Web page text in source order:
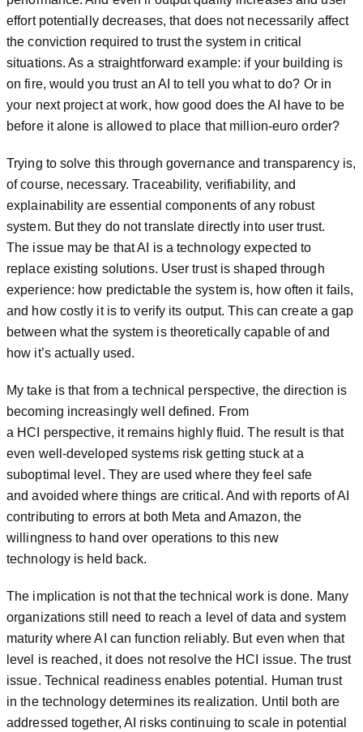
effort potentially decreases, that does not necessarily affect
the conviction required to trust the system in critical
situations. As a straightforward example: if your building is
on fire, would you trust an AI to tell you what to do? Or in
your next project at work, how good does the AI have to be
before it alone is allowed to place that million-euro order?
Trying to solve this through governance and transparency is,
of course, necessary. Traceability, verifiability, and
explainability are essential components of any robust
system. But they do not translate directly into user trust.
The issue may be that AI is a technology expected to
replace existing solutions. User trust is shaped through
experience: how predictable the system is, how often it fails,
and how costly it is to verify its output. This can create a gap
between what the system is theoretically capable of and
how it’s actually used.
My take is that from a technical perspective, the direction is
becoming increasingly well defined. From
a HCI perspective, it remains highly fluid. The result is that
even well-developed systems risk getting stuck at a
suboptimal level. They are used where they feel safe
and avoided where things are critical. And with reports of AI
contributing to errors at both Meta and Amazon, the
willingness to hand over operations to this new
technology is held back.
The implication is not that the technical work is done. Many
organizations still need to reach a level of data and system
maturity where AI can function reliably. But even when that
level is reached, it does not resolve the HCI issue. The trust
issue. Technical readiness enables potential. Human trust
in the technology determines its realization. Until both are
addressed together, AI risks continuing to scale in potential